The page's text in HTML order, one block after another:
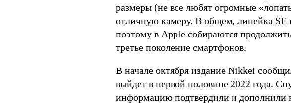
размеры (не все любят огромные
отличную камеру. В общем, линейка SE
поэтому в Apple собираются
третье поколение смартфонов.
В начале октября издание Nikkei
выйдет в первой половине 2022 года.
информацию подтвердили и дополнили